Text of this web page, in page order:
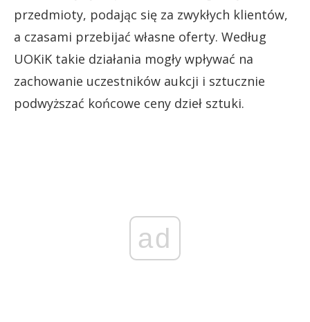
przedmioty, podając się za zwykłych klientów,
a czasami przebijać własne oferty. Według
UOKiK takie działania mogły wpływać na
zachowanie uczestników aukcji i sztucznie
podwyższać końcowe ceny dzieł sztuki.
ad